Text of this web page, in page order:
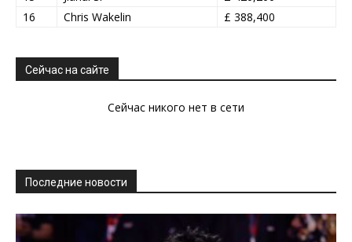
16
Chris Wakelin £ 388,400
Сейчас на сайте
Сейчас никого нет в сети
Последние новости